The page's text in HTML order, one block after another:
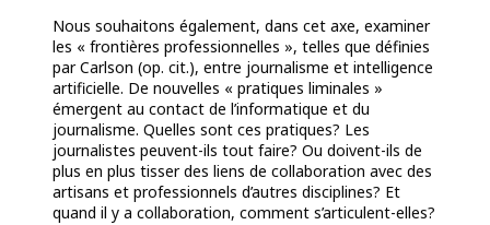
Nous souhaitons également, dans cet axe, examiner
les « frontières professionnelles », telles que définies
par Carlson (op. cit.), entre journalisme et intelligence
artificielle. De nouvelles « pratiques liminales »
émergent au contact de l’informatique et du
journalisme. Quelles sont ces pratiques? Les
journalistes peuvent-ils tout faire? Ou doivent-ils de
plus en plus tisser des liens de collaboration avec des
artisans et professionnels d’autres disciplines? Et
quand il y a collaboration, comment s’articulent-elles?